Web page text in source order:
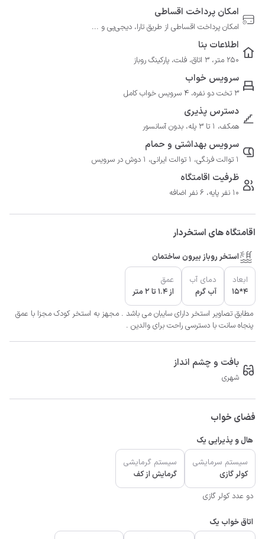
امکان پرداخت اقساطی
امکان پرداخت اقساطی از طریق تارا، دیجی‌پی و ...
اطلاعات بنا
250 متر، 3 اتاق، فلت، پارکینگ روباز
سرویس خواب
3 تخت دو نفره، 4 سرویس خواب کامل
دسترس پذیری
همکف، 1 تا 3 پله، بدون آسانسور
سرویس بهداشتی و حمام
1 توالت فرنگی، 1 توالت ایرانی، 1 دوش در سرویس
ظرفیت اقامتگاه
10 نفر پایه، 6 نفر اضافه
اقامتگاه های استخردار
استخر روباز بیرون ساختمان
ابعاد
4*15
دمای آب
آب گرم
عمق
از 1.4 تا 2 متر
مطابق تصاویر استخر دارای سایبان می باشد . مجهز به استخر کودک مجزا با عمق
پنجاه سانت با دسترسی راحت برای والدین .
بافت و چشم انداز
شهری
فضای خواب
هال و پذیرایی یک
سیستم سرمایشی
کولر گازی
سیستم گرمایشی
گرمایش از کف
دو عدد کولر گازی
اتاق خواب یک